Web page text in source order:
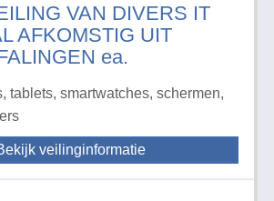
VAN DIVERS IT
AFKOMSTIG UIT
ea.
tablets, smartwatches, schermen,
veilinginformatie